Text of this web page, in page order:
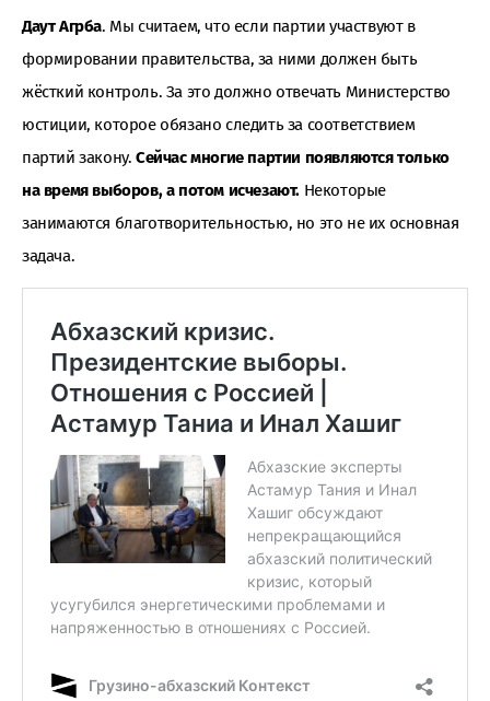
Даут Агрба. Мы считаем, что если партии участвуют в
формировании правительства, за ними должен быть
жёсткий контроль. За это должно отвечать Министерство
юстиции, которое обязано следить за соответствием
партий закону. Сейчас многие партии появляются только
на время выборов, а потом исчезают. Некоторые
занимаются благотворительностью, но это не их основная
задача.